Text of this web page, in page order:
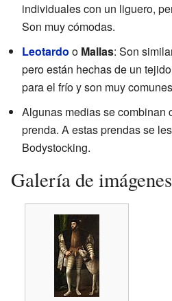
individuales con un liguero,
Son muy cómodas.
Leotardo o Mallas: Son
pero están hechas de un
para el frío y son muy
Algunas medias se combinan
prenda. A estas prendas se
Bodystocking.
Galería de imágenes